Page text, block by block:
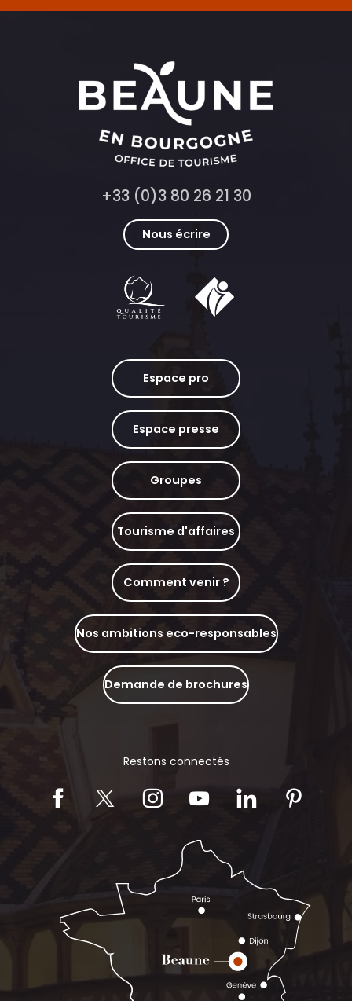
+33 (0)3 80 26 21 30
Nous écrire
Espace pro
Espace presse
Groupes
Tourisme d'affaires
Comment venir ?
Nos ambitions eco-responsables
Demande de brochures
Restons connectés